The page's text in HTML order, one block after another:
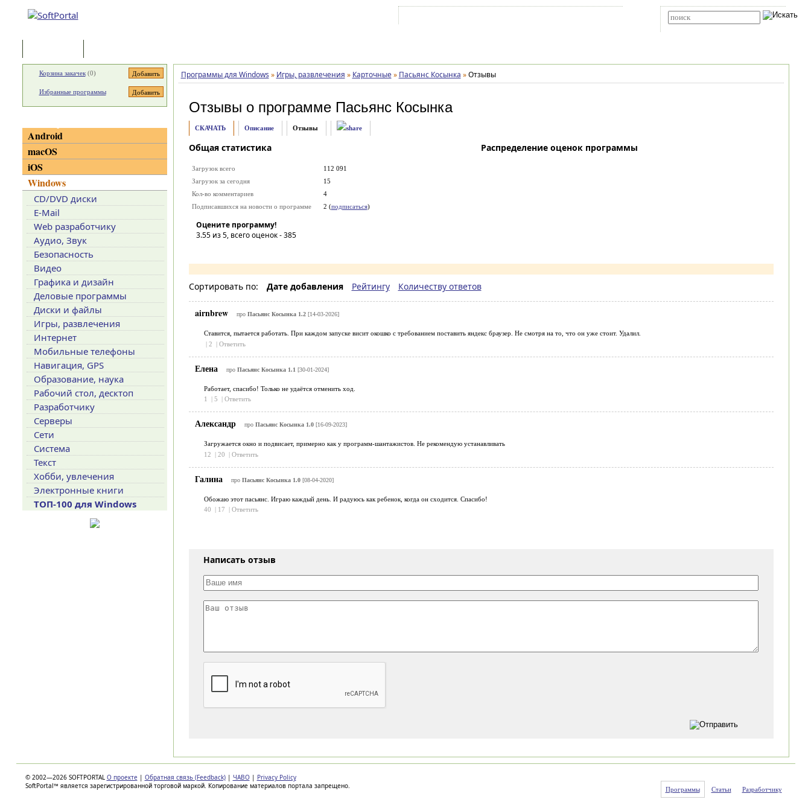
Программы для Windows » Игры, развлечения » Карточные » Пасьянс Косынка » Отзывы
Отзывы о программе Пасьянс Косынка
СКАЧАТЬ Описание Отзывы
Общая статистика
Загрузок всего
112 091
Загрузок за сегодня
15
Кол-во комментариев
4
Подписавшихся на новости о программе
2 (подписаться)
Оцените программу!
3.55из 5, всего оценок -385
Распределение оценок программы
Сортировать по: Дате добавления Рейтингу Количеству ответов
airnbrew про Пасьянс Косынка 1.2[14-03-2026]
Ставится, пытается работать. При каждом запуске висит окошко с требованием поставить яндекс браузер. Не смотря на то, что он уже стоит. Удалил.
| 2 | Ответить
Елена про Пасьянс Косынка 1.1 [30-01-2024]
Работает, спасибо! Только не удаётся отменить ход.
1
| 5 | Ответить
Александр про Пасьянс Косынка 1.0[16-09-2023]
Загружается окно и подвисает, примерно как у программ-шантажистов. Не рекомендую устанавливать
12
| 20 | Ответить
Галина про Пасьянс Косынка 1.0[08-04-2020]
Обожаю этот пасьянс. Играю каждый день. И радуюсь как ребенок, когда он сходится. Спасибо!
40
| 17 | Ответить
Написать отзыв
Корзина закачек(0)
Избранные программы
Android
macOS
iOS
Windows
CD/DVD диски
E-Mail
Web разработчику
Аудио, Звук
Безопасность
Видео
Графика и дизайн
Деловые программы
Диски и файлы
Игры, развлечения
Интернет
Мобильные телефоны
Навигация, GPS
Образование, наука
Рабочий стол, десктоп
Разработчику
Серверы
Сети
Система
Текст
Хобби, увлечения
Электронные книги
ТОП-100 для Windows
© 2002—2026 SOFTPORTAL О проекте | Обратная связь (Feedback) | ЧАВО | Privacy Policy
SoftPortal™ является зарегистрированной торговой маркой. Копирование материалов портала запрещено.
Программы Статьи Разработчику